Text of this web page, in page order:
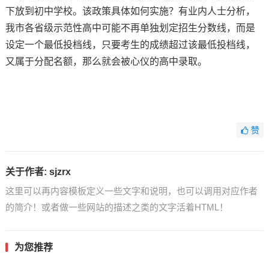
下放到初中学校。该政策具体如何实施？有业内人士分析，
我市各省级示范性高中可能不再单独划定招生分数线，而是
设定一个最低投档线，只要考生的成绩超过该最低投档线，
又属于分配名额，那么就会被心仪的高中录取。
赞
关于作者: sjzrx
这里可以再内容模板定义一些文字和说明，也可以调用对应作者
的简介！或者做一些网站的描述之类的文字活着HTML！
为您推荐